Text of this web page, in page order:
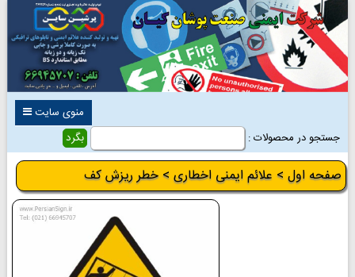
منوی سایت
جستجو در محصولات :
صفحه اول > علائم ایمنی اخطاری > خطر ریزش کف